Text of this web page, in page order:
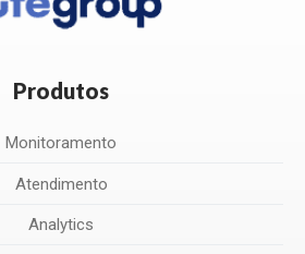
Produtos
Monitoramento
Atendimento
Analytics